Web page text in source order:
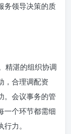
务领导决策的质
精湛的组织协调
，合理调配资
。会议事务的管
一个环节都需细
力。